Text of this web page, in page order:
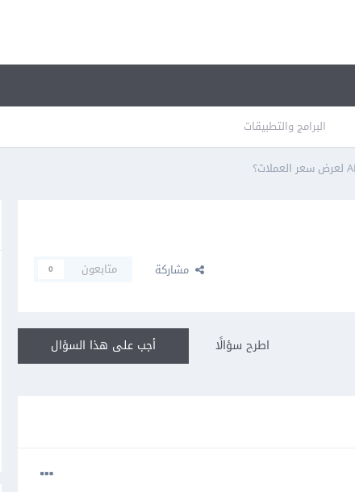
البرامج والتطبيقات
مشاركة متابعون 0
أجب على هذا السؤال اطرح سؤالًا